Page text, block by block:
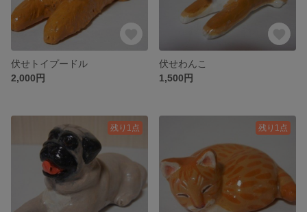
伏せトイプードル
2,000円
伏せわんこ
1,500円
残り1点 残り1点